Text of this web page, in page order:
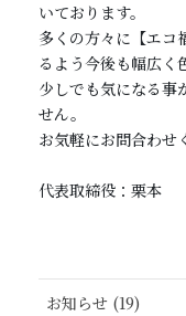
いております。
多くの方々に【エコ
るよう今後も幅広く
少しでも気になる事
せん。
お気軽にお問合わせ
代表取締役：栗本
お知らせ (19)